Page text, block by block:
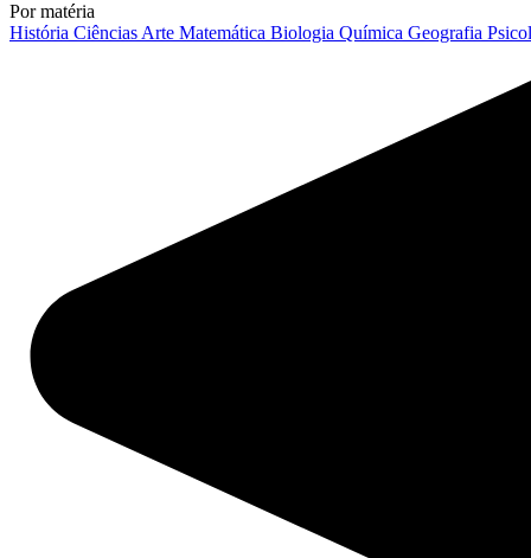
Por matéria
História Ciências Arte Matemática Biologia Química Geografia